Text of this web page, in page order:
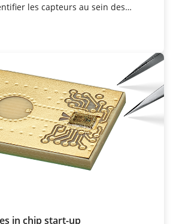
les capteurs au sein des
in chip start-up